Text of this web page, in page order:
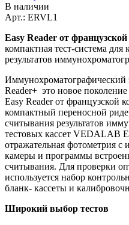
В наличии
Арт.: ERVL1
Easy Reader от
компактная тест-система
результатов
Иммунохроматографический
Reader+ это новое
Easy Reader от
компактный переносной
считывания результатов
тестовых кассет VEDALAB
отражательная фотометрия с
камеры и программы
считывания. Для проверки
используется набор
бланк- кассеты и
Широкий выбор тестов